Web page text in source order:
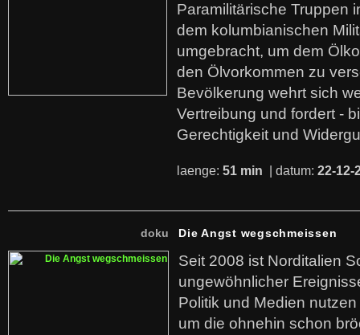
Paramilitärische Truppen
dem kolumbianischen
umgebracht, um dem
den Ölvorkommen zu
Bevölkerung wehrt sich
Vertreibung und fordert -
Gerechtigkeit und
laenge: 51 min | datum: 22-12-
doku Die Angst wegschmeissen
Seit 2008 ist Norditalien
ungewöhnlicher
Politik und Medien
um die ohnehin schon